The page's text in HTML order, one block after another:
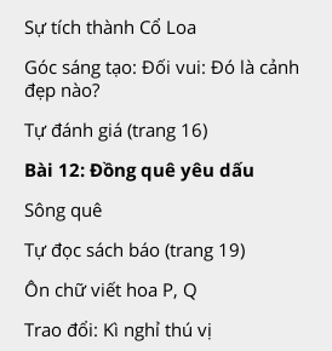
Sự tích thành Cổ Loa
Góc sáng tạo: Đối vui: Đó là cảnh
đẹp nào?
Tự đánh giá (trang 16)
Bài 12: Đồng quê yêu dấu
Sông quê
Tự đọc sách báo (trang 19)
Ôn chữ viết hoa P, Q
Trao đổi: Kì nghỉ thú vị